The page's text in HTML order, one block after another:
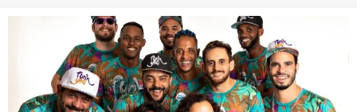
Democratização do malte: Proibida utiliza estratégia de custo-benefício para o lazer do brasileiro